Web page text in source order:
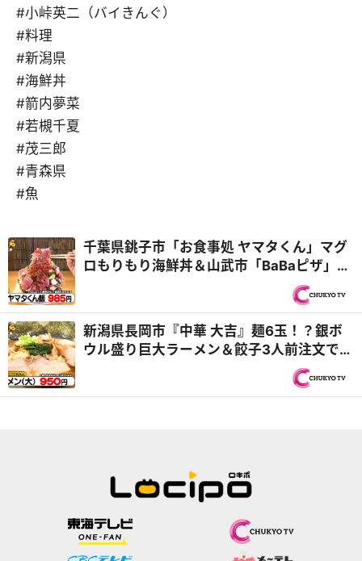
#小峠英二（バイきんぐ）
#料理
#新潟県
#海鮮丼
#箭内夢菜
#若槻千夏
#茂三郎
#青森県
#魚
千葉県銚子市「お食事処 ヤマタくん」マグ
ロもりもり海鮮丼＆山武市「BaBaピザ」平
均年齢80歳の6人店主が再び登場『オモウ
新潟県長岡市『中華 大吉』麺6玉！？銀ボ
ウル盛り巨大ラーメン＆餃子3人前注文で